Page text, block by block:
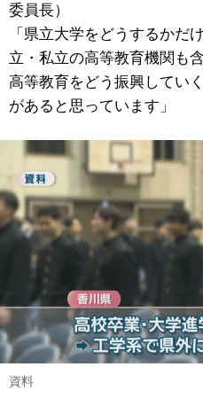
委員長）
「県立大学をどうするかだ
立・私立の高等教育機関も
高等教育をどう振興してい
があると思っています」
資料